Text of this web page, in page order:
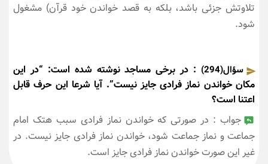
تلاوتش جزئی باشد، بلکه به قصد خواندن خود قرآن) مشغول
شود.
سؤال(294)
: در برخی مساجد نوشته شده است: “در این
مکان خواندن نماز فرادی جایز نیست”. آیا شرعا این حرف قابل
اعتنا است؟
جواب : در صورتی که خواندن نماز فرادی سبب هتک امام
جماعت و نماز جماعت شود، خواندن نماز فرادی جایز نیست. در
غیر این صورت خواندن نماز فرادی جایز است.